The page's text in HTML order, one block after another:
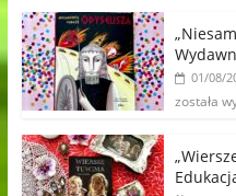
01/08/
została